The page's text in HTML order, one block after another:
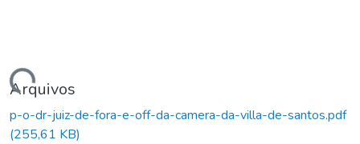
Carregando...
Arquivos
p-o-dr-juiz-de-fora-e-off-da-camera-da-villa-de-santos.pdf
(255,61 KB)